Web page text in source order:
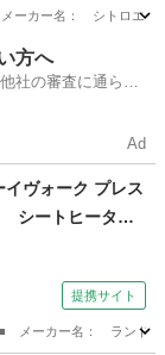
カー名： シトロエ
方へ
社の審査に通らな
Ad
ヴォーク プレス
ートヒーター
続 地デジＴＶ
ウンド ＥＴＣ
トキー クルー
（車検整備付）
提携サイト
メーカー名： ランド